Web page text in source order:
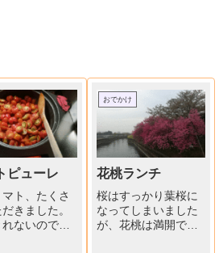
ピューレ
ト、たくさ
きました。
ないので、
おでかけ
花桃ランチ
桜はすっかり葉桜に
なってしまいました
が、花桃は満開で